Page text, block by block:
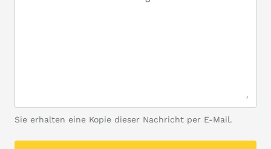
Sie erhalten eine Kopie dieser Nachricht per E-Mail.